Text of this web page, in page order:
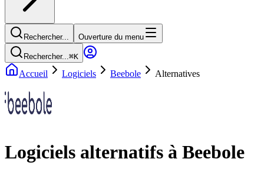
Rechercher... Ouverture du menu
Rechercher...⌘K
Accueil Logiciels Beebole Alternatives
Logiciels alternatifs à Beebole